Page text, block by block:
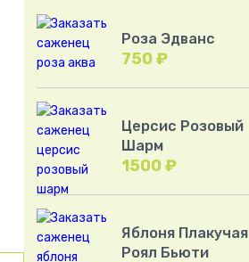
Роза Эдванс
750 ₽
Церсис Розовый
Шарм
1500 ₽
Яблоня Плакучая
Роял Бьюти